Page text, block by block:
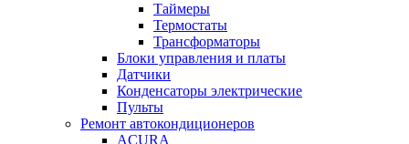
Таймеры
Термостаты
Трансформаторы
Блоки управления и платы
Датчики
Конденсаторы электрические
Пульты
Ремонт автокондиционеров
ACURA